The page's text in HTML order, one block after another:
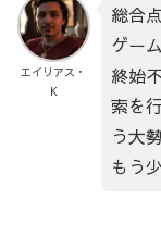
エイリアス・
K
総合
ゲー
終始
索を
う大
もう